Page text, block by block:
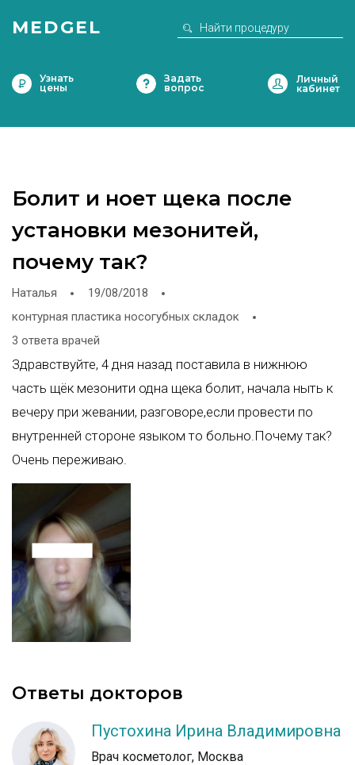
MEDGEL
Узнать
цены
Задать
вопрос
Болит и ноет щека после
установки мезонитей,
почему так?
Наталья
19/08/2018
контурная пластика носогубных складок
3 ответа врачей
Здравствуйте, 4 дня назад поставила в нижнюю
часть щёк мезонити одна щека болит, начала ныть к
вечеру при жевании, разговоре,если провести по
внутренней стороне языком то больно.Почему так?
Очень переживаю.
Ответы докторов
Пустохина Ирина Владимировна
Врач косметолог, Москва